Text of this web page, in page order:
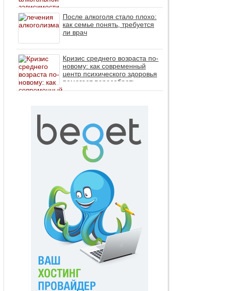
После алкоголя стало плохо:
как семье понять, требуется
ли врач
Кризис среднего возраста по-
новому: как современный
центр психического здоровья
помогает пересобрать
личность без таблеток (методы